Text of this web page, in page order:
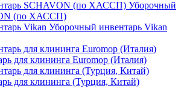
Уборочный
(по ХАССП)
Уборочный инвентарь Vikan
для клининга Euromop (Италия)
для клининга (Турция, Китай)